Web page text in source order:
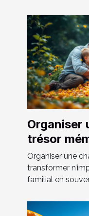
Organiser
trésor
Organiser une
transformer
familial en